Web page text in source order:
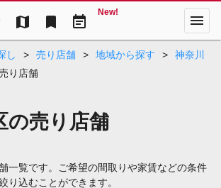
map bookmark event_note
New! menu
し > 売り店舗 > 地域から探す >
神奈川
り店舗
の売り店舗
一覧です。ご希望の間取りや家賃などの条件
り込むことができます。